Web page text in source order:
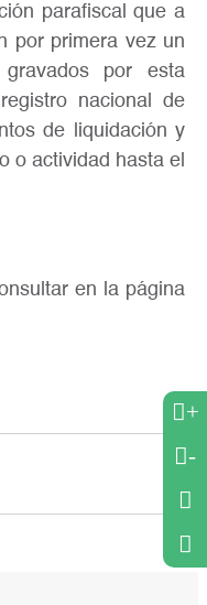
parafiscal que a
por primera vez un
gravados por esta
nacional de
de liquidación y
o actividad hasta el
en la página
+
-